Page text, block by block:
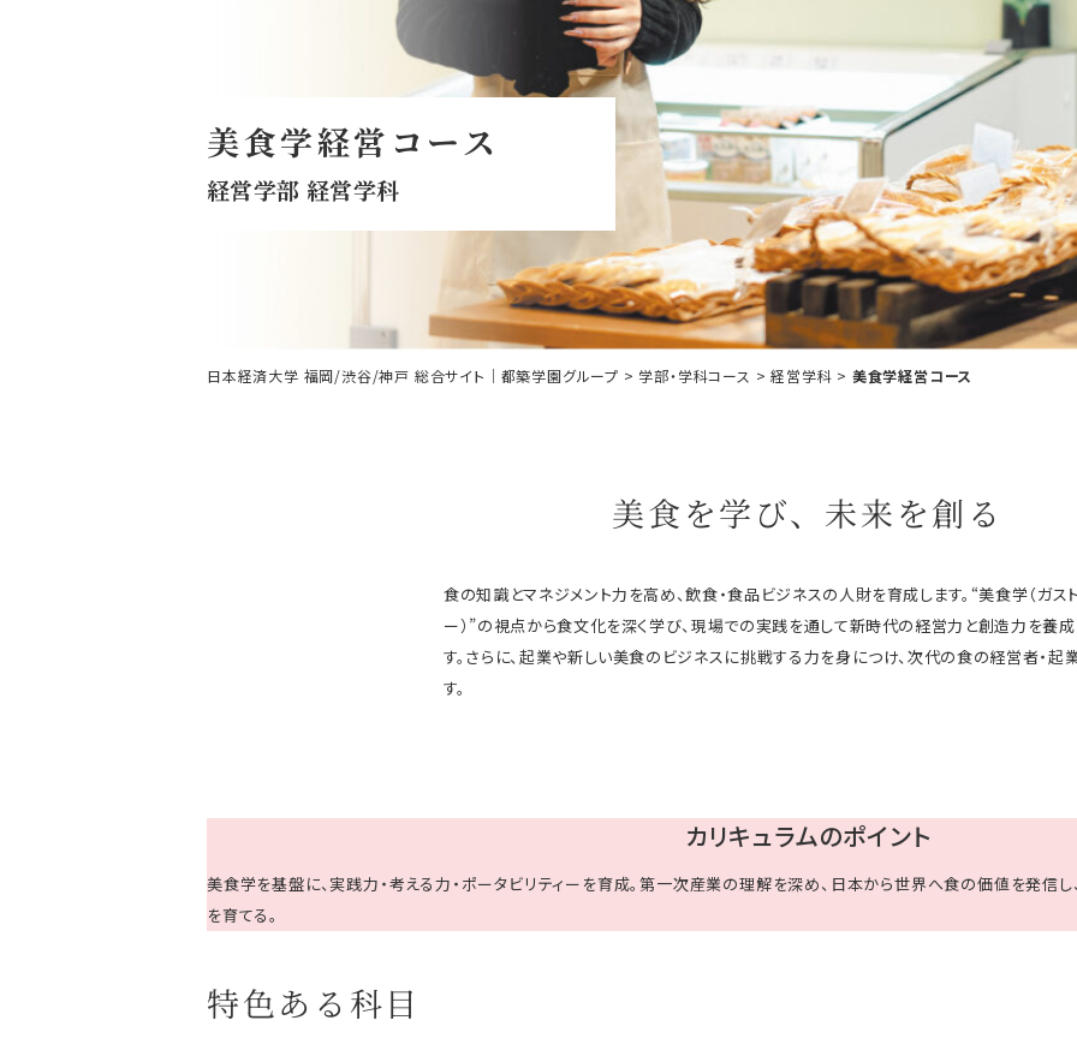
美食学経営コース
経営学部 経営学科
日本経済大学 福岡/渋谷/神戸 総合サイト｜都築学園グループ > 学部・学科コース >経営学科 > 美食学経営コース
美食を学び、未来を創る
食の知識とマネジメント力を高め、飲食・食品ビジネスの人財を育成します。“美食学（ガス
ー）”の視点から食文化を深く学び、現場での実践を通して新時代の経営力と創造力を養
す。さらに、起業や新しい美食のビジネスに挑戦する力を身につけ、次代の食の経営者・起
す。
カリキュラムのポイント
美食学を基盤に、実践力・考える力・ポータビリティーを育成。第一次産業の理解を深め、日本から世界へ食の価値を発信
を育てる。
特色ある科目